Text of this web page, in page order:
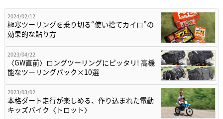
2024/02/12
極寒ツーリングを乗り切る“使い捨てカイロ”の
効果的な貼り方
2023/04/22
〈GW直前〉ロングツーリングにピッタリ! 高機
能なツーリングバック×10選
2023/03/02
本格ダート走行が楽しめる、作り込まれた電動
キッズバイク〈トロット〉